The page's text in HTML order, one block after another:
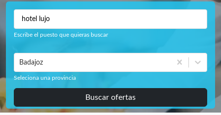
Escribe el puesto que quieras buscar
Badajoz
Seleciona una provincia
Buscar ofertas